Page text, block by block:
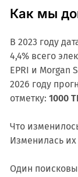
Как мы
В 2023 году
4,4% всего
EPRI и Morgan
2026 году
отметку: 1000
Что
Изменилась
Один